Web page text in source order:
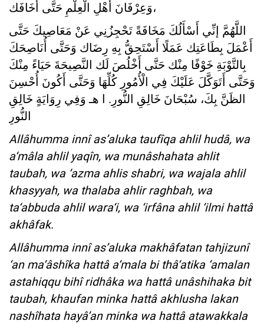
وَعِرْفَانَ أَهْلِ الْعِلْمِ حَتَّى أَخَافَك،
اللَّهُمَّ إنِّي أَسْأَلُكَ مَخَافَةً تَحْجِزُنِي عَنْ مَعَاصِيكَ حَتَّى
أَعْمَلَ بِطَاعَتِك عَمَلًا أَسْتَحِقُّ بِهِ رِضَاك وَحَتَّى أُنَاصِحَكَ
بِالتَّوْبَةِ خَوْفًا مِنْك حَتَّى أَخْلُصَ لَك النَّصِيحَةَ حَيَاءً مِنْكَ
وَحَتَّى أَتَوَكَّلَ عَلَيْكَ فِي الْأُمُورِ كُلِّهَا وَحَتَّى أَكُونَ أُحْسِنَ
الظَنَّ بِكَ، سُبْحَانَ خَالِقِ النُّورِ. ا هـ وَفِي رِوَايَةٍ خَالِقِ
النُّورِ
Allâhumma innî as’aluka taufîqa ahlil hudâ, wa
a‘mâla ahlil yaqîn, wa munâshahata ahlit
taubah, wa ‘azma ahlis shabri, wa wajala ahlil
khasyyah, wa thalaba ahlir raghbah, wa
ta‘abbuda ahlil wara‘i, wa ‘irfâna ahlil ‘ilmi hattâ
akhâfak.
Allâhumma innî as’aluka makhâfatan tahjizunî
‘an ma‘âshîka hattâ a‘mala bi thâ‘atika ‘amalan
astahiqqu bihî ridhâka wa hattâ unâshihaka bit
taubah, khaufan minka hattâ akhlusha lakan
nashîhata hayâ’an minka wa hattâ atawakkala